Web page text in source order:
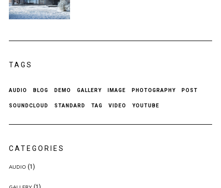
TAGS
AUDIO BLOG DEMO GALLERY IMAGE PHOTOGRAPHY POST
SOUNDCLOUD STANDARD TAG VIDEO YOUTUBE
CATEGORIES
AUDIO (1)